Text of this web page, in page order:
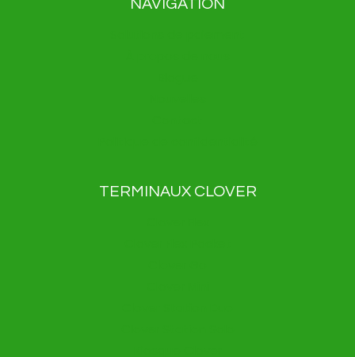
NAVIGATION
TERMINAUX CLOVER